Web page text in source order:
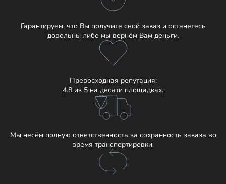
Гарантируем, что Вы получите свой заказ и останетесь
довольны либо мы вернём Вам деньги.
Превосходная репутация:
4.8 из 5 на десяти площадках.
Мы несём полную ответственность за сохранность заказа во
время транспортировки.